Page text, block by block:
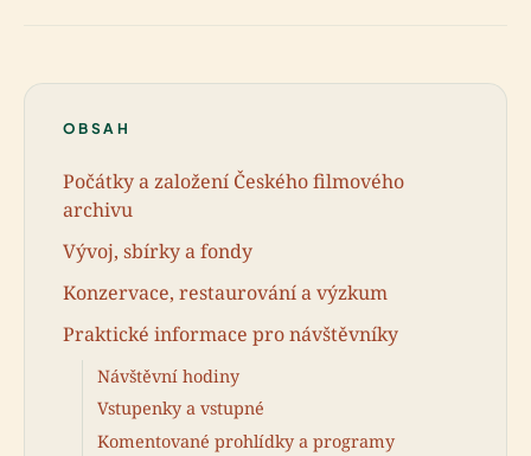
OBSAH
Počátky a založení Českého filmového
archivu
Vývoj, sbírky a fondy
Konzervace, restaurování a výzkum
Praktické informace pro návštěvníky
Návštěvní hodiny
Vstupenky a vstupné
Komentované prohlídky a programy